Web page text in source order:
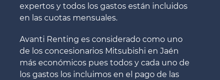
expertos y todos los gastos están incluidos
en las cuotas mensuales.
Avanti Renting es considerado como uno
de los concesionarios Mitsubishi en Jaén
más económicos pues todos y cada uno de
los gastos los incluimos en el pago de las